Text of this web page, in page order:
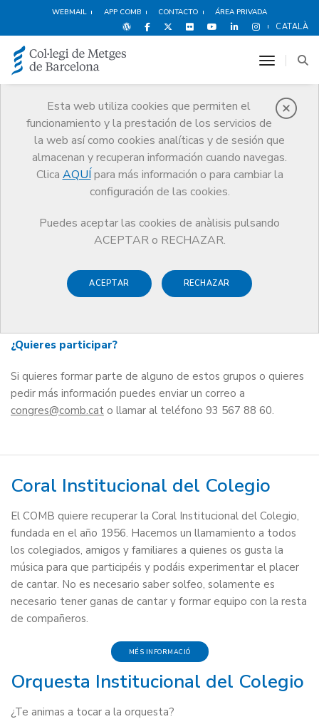
WEBMAIL APP COMB CONTACTO ÁREA PRIVADA
CATALÀ
Esta web utiliza cookies que permiten el
funcionamiento y la prestación de los servicios de
la web así como cookies analíticas y de sesión que
almacenan y recuperan información cuando navegas.
Clica AQUÍ para más información o para cambiar la
configuración de las cookies.
Puedes aceptar las cookies de anàlisis pulsando
ACEPTAR o RECHAZAR.
ACEPTAR RECHAZAR
toggle
Cultura y ocio
Servicios Cultura y ocio Talleres
Talleres
El Área Sociocultural tiene interés en econtrar
colaboraciones de compañeros y amigos que queráis
¿Quieres participar?
Si quieres formar parte de alguno de estos grupos o quieres
pedir más información puedes enviar un correo a
congres
o llamar al teléfono 93 567 88 60.
Coral Institucional del Colegio
El COMB quiere recuperar la Coral Institucional del Colegio,
fundada en el año 1956. Hacemos un llamamiento a todos
los colegiados, amigos y familiares a quienes os gusta la
música para que participéis y podáis experimentar el placer
de cantar. No es necesario saber solfeo, solamente es
necesario tener ganas de cantar y formar equipo con la resta
de compañeros.
MÉS INFORMACIÓ
Orquesta Institucional del Colegio
¿Te animas a tocar a la orquesta?